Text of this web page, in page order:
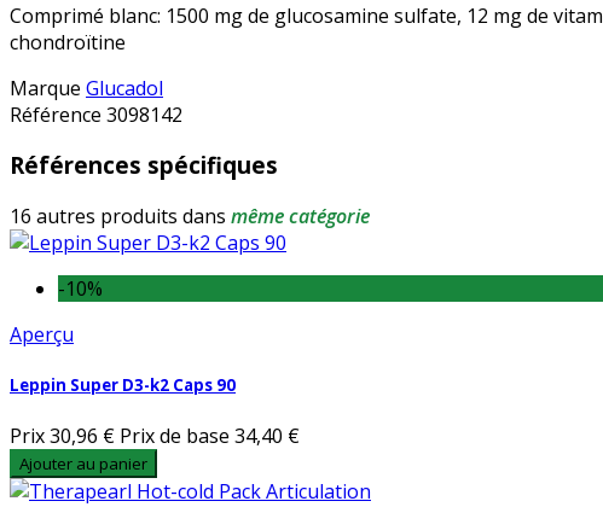
Comprimé blanc: 1500 mg de glucosamine sulfate, 12 mg de
chondroïtine
Marque Glucadol
Référence 3098142
Références spécifiques
16 autres produits dans même catégorie
-10%
Aperçu
Leppin Super D3-k2 Caps 90
Prix30,96 € Prix de base 34,40 €
Ajouter au panier